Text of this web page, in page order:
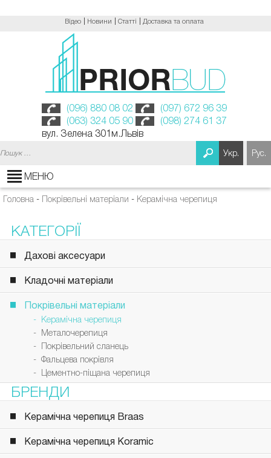
Відео Новини Статті Доставка та оплата
(096) 880 08 02
(097) 672 96 39
(063) 324 05 90
(098) 274 61 37
вул. Зелена 301м.Львів
Укр. Рус.
МЕНЮ
Головна - Покрівельні матеріали - Керамічна черепиця
КАТЕГОРІЇ
Дахові аксесуари
Кладочні матеріали
Покрівельні матеріали
- Керамічна черепиця
- Металочерепиця
- Покрівельний сланець
- Фальцева покрівля
- Цементно-піщана черепиця
БРЕНДИ
Керамічна черепиця Braas
Керамічна черепиця Koramic